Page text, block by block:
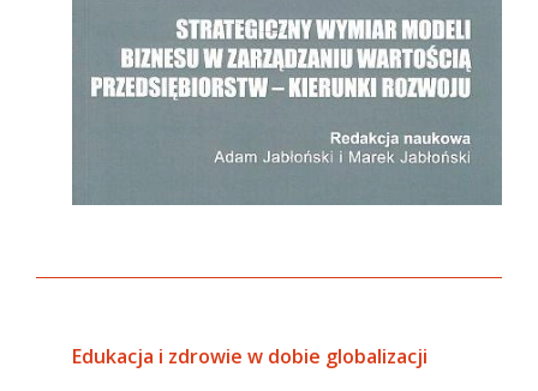
Edukacja i zdrowie w dobie globalizacji